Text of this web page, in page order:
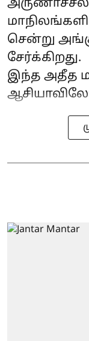
சென்று
சேர்க்கிறது.
இந்த அதீத